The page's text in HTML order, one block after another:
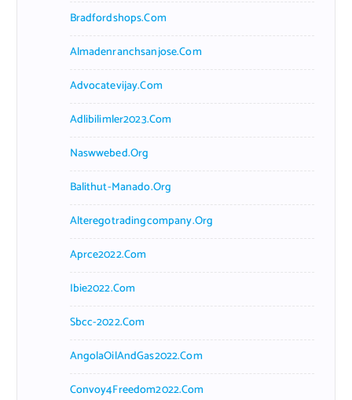
Bradfordshops.com
Almadenranchsanjose.com
Advocatevijay.com
Adlibilimler2023.com
Naswwebed.org
Balithut-Manado.org
Alteregotradingcompany.org
Aprce2022.com
Ibie2022.com
Sbcc-2022.com
AngolaOilAndGas2022.com
Convoy4Freedom2022.com